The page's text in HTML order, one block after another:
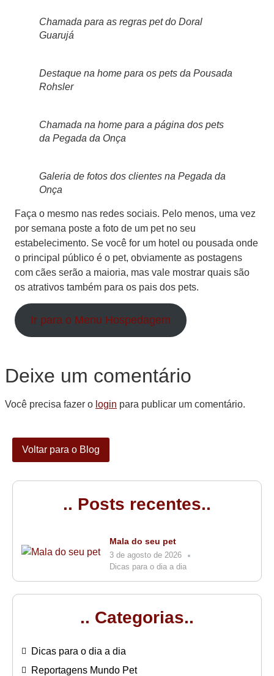
Chamada para as regras pet do Doral
Guarujá
Destaque na home para os pets da Pousada
Rohsler
Chamada na home para a página dos pets
da Pegada da Onça
Galeria de fotos dos clientes na Pegada da
Onça
Faça o mesmo nas redes sociais. Pelo menos, uma vez
por semana poste a foto de um pet no seu
estabelecimento. Se você for um hotel ou pousada onde
o principal público é o pet, obviamente as postagens
com cães serão a maioria, mas vale mostrar quais são
os atrativos também para os pais dos pets.
Ir para o Menu Hospedagem
Deixe um comentário
Você precisa fazer o login para publicar um comentário.
Voltar para o Blog
.. Posts recentes..
Mala do seu pet
3 de agosto de 2026
Dicas para o dia a dia
.. Categorias..
Dicas para o dia a dia
Reportagens Mundo Pet